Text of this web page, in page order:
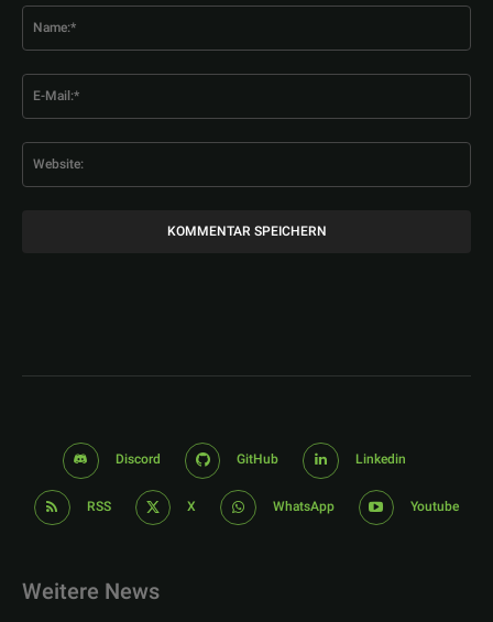
Discord GitHub Linkedin
RSS X WhatsApp Youtube
Weitere News